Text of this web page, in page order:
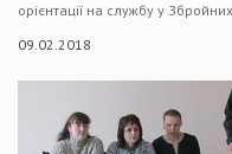
орієнтації на службу у
09.02.2018